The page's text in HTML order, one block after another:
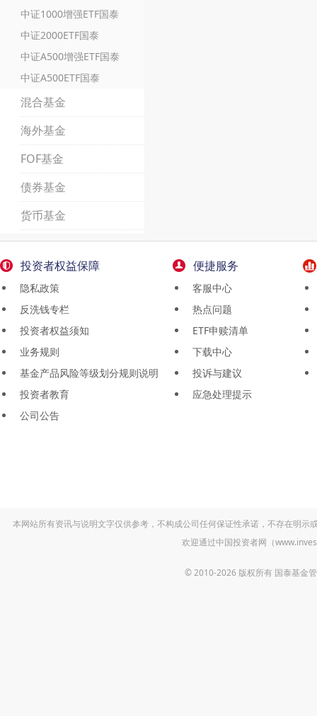
中证1000增强ETF国泰
中证2000ETF国泰
中证A500增强ETF国泰
中证A500ETF国泰
混合基金
海外基金
FOF基金
债券基金
货币基金
投资者权益保障
隐私政策
反洗钱专栏
投资者权益须知
业务规则
基金产品风险等级划分规则说明
投资者教育
公司公告
便捷服务
客服中心
热点问题
ETF申赎清单
下载中心
投诉与建议
应急处理提示
本网站所有资讯与说明文字仅供参考，不构成公司任何保证性承诺，不存在明
欢迎通过中国投资者网（
© 2010-2026 版权所有 国泰基金